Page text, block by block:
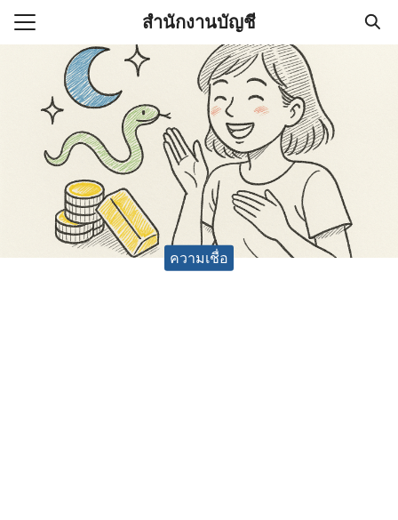
Skip
สำนักงานบัญชี
(ไม่มีชื่อ)
านบัญชี (Accounting
ช่วยสำคัญในการบริหาร
ความเชื่อ